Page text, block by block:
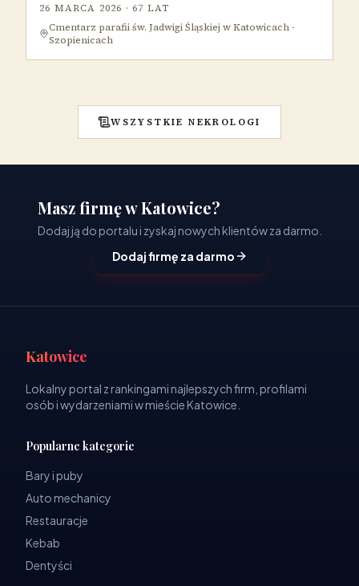
26 MARCA 2026 · 67 LAT
Cmentarz parafii św. Jadwigi Śląskiej w Katowicach -
Szopienicach
WSZYSTKIE NEKROLOGI
Masz firmę w Katowice?
Dodaj ją do portalu i zyskaj nowych klientów za darmo.
Dodaj firmę za darmo
Katowice
Lokalny portal z rankingami najlepszych firm, profilami
osób i wydarzeniami w mieście Katowice.
Popularne kategorie
Bary i puby
Auto mechanicy
Restauracje
Kebab
Dentyści